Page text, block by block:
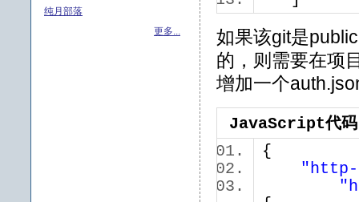
如果该git是
的，则需要在项
增加一个
JavaScript代码
{
纯月部落
更多...